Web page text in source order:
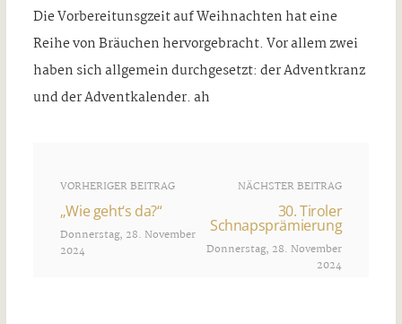
Die Vorbereitunsgzeit auf Weihnachten hat eine
Reihe von Bräuchen hervorgebracht. Vor allem zwei
haben sich allgemein durchgesetzt: der Adventkranz
und der Adventkalender. ah
VORHERIGER BEITRAG
„Wie geht‘s da?“
Donnerstag, 28. November
2024
NÄCHSTER BEITRAG
30. Tiroler
Schnapsprämierung
Donnerstag, 28. November
2024